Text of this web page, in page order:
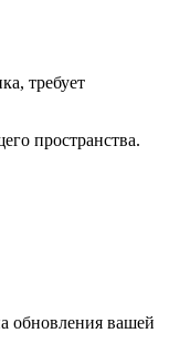
требует
пространства.
обновления вашей